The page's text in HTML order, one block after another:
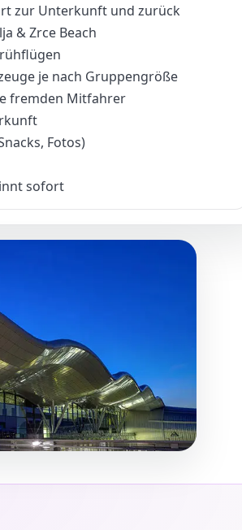
zur Unterkunft und zurück
& Zrce Beach
je nach Gruppengröße
fremden Mitfahrer
Fotos)
sofort